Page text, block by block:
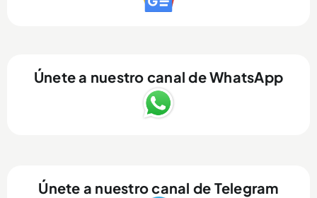
Únete a nuestro canal de WhatsApp
Únete a nuestro canal de Telegram